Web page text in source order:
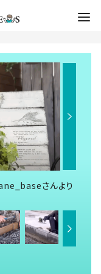
さんより